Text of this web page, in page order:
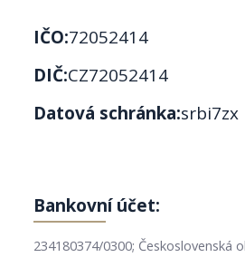
IČO:72052414
DIČ:CZ72052414
Datová schránka:srbi7zx
Bankovní účet:
234180374/0300; Československá